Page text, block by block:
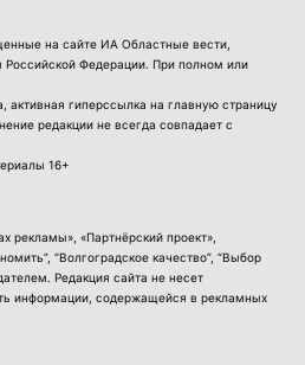
на сайте ИА Областные вести,
Федерации. При полном или
активная гиперссылка на главную страницу
редакции не всегда совпадает с
16+
рекламы», «Партнёрский проект»,
“Волгоградское качество”, “Выбор
Редакция сайта не несет
информации, содержащейся в рекламных